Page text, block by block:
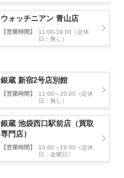
ウォッチニアン 青山店
【営業時間】
11:00-19:00（定休
日：無し）
銀蔵 新宿2号店別館
【営業時間】
11:00～20:00（定休
日：無し）
銀蔵 池袋西口駅前店（買取
専門店）
【営業時間】
10:00～19:00（定休
日：金曜日）